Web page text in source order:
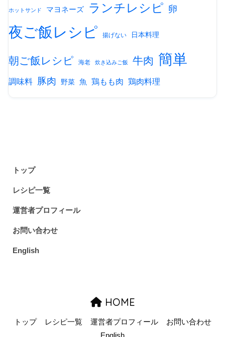
ホットサンド マヨネーズ ランチレシピ 卵
夜ご飯レシピ 揚げない 日本料理
朝ご飯レシピ 海老 炊き込みご飯 牛肉 簡単
調味料 豚肉 野菜 魚 鶏もも肉 鶏肉料理
トップ
レシピ一覧
運営者プロフィール
お問い合わせ
English
HOME
トップ レシピ一覧 運営者プロフィール
お問い合わせ